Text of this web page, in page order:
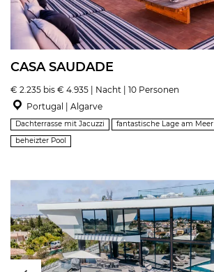
CASA SAUDADE
€ 2.235 bis € 4.935 | Nacht | 10 Personen
Portugal | Algarve
Dachterrasse mit Jacuzzi fantastische Lage am Meer
beheizter Pool